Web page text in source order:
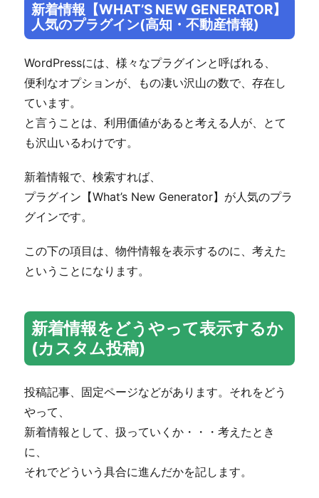
新着情報【WHAT’S NEW GENERATOR】
人気のプラグイン(高知・不動産情報)
WordPressには、様々なプラグインと呼ばれる、
便利なオプションが、もの凄い沢山の数で、存在し
ています。
と言うことは、利用価値があると考える人が、とて
も沢山いるわけです。
新着情報で、検索すれば、
プラグイン【What’s New Generator】が人気のプラ
グインです。
この下の項目は、物件情報を表示するのに、考えた
ということになります。
新着情報をどうやって表示するか
(カスタム投稿)
投稿記事、固定ページなどがあります。それをどう
やって、
新着情報として、扱っていくか・・・考えたとき
に、
それでどういう具合に進んだかを記します。